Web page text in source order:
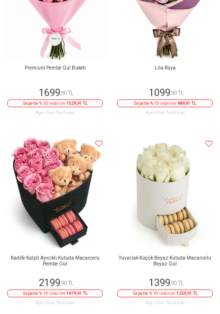
Premium Pembe Gül Buketi
1699,90 TL
Sepette % 10 indirim 1529,91 TL
Aynı Gün Teslimat
Lila Rüya
1099,90 TL
Sepette % 10 indirim 989,91 TL
Aynı Gün Teslimat
Kadife Kalpli Ayıcıklı Kutuda Macaronlu
Pembe Gül
2199,90 TL
Sepette % 10 indirim 1979,91 TL
Aynı Gün Teslimat
Yuvarlak Küçük Beyaz Kutuda Macaronlu
Beyaz Gül
1399,90 TL
Sepette % 10 indirim 1259,91 TL
Aynı Gün Teslimat